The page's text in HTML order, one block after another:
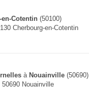
Cotentin (50100)
Cherbourg-en-Cotentin
à Nouainville (50690)
Nouainville